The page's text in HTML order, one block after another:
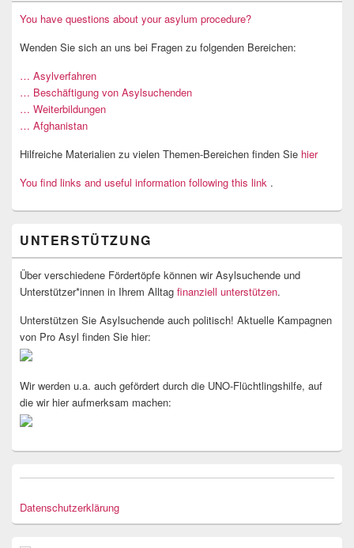
You have questions about your asylum procedure?
Wenden Sie sich an uns bei Fragen zu folgenden Bereichen:
… Asylverfahren
… Beschäftigung von Asylsuchenden
… Weiterbildungen
… Afghanistan
Hilfreiche Materialien zu vielen Themen-Bereichen finden Sie hier
You find links and useful information following this link .
UNTERSTÜTZUNG
Über verschiedene Fördertöpfe können wir Asylsuchende und
Unterstützer*innen in Ihrem Alltag finanziell unterstützen.
Unterstützen Sie Asylsuchende auch politisch! Aktuelle Kampagnen
von Pro Asyl finden Sie hier:
Wir werden u.a. auch gefördert durch die UNO-Flüchtlingshilfe, auf
die wir hier aufmerksam machen:
Datenschutzerklärung